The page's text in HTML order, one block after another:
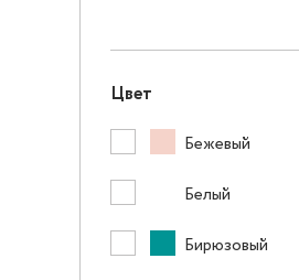
Цвет
Бежевый
Белый
Бирюзовый